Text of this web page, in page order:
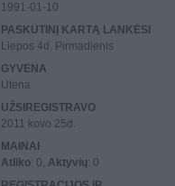
1991-01-10
PASKUTINĮ KARTĄ LANKĖSI
Liepos 4d. Pirmadienis
GYVENA
Utena
UŽSIREGISTRAVO
2011 kovo 25d.
MAINAI
Atliko: 0, Aktyvių: 0